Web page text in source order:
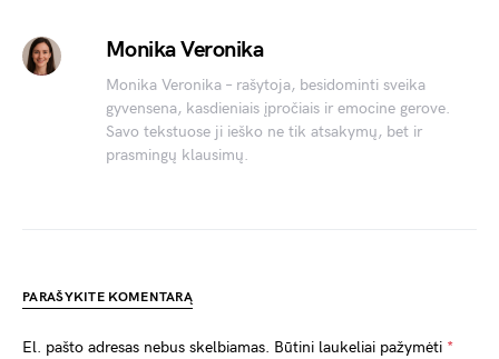
Monika Veronika
Monika Veronika – rašytoja, besidominti sveika
gyvensena, kasdieniais įpročiais ir emocine gerove.
Savo tekstuose ji ieško ne tik atsakymų, bet ir
prasmingų klausimų.
PARAŠYKITE KOMENTARĄ
El. pašto adresas nebus skelbiamas. Būtini laukeliai pažymėti *